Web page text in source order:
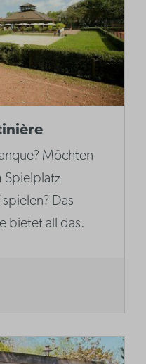
Möchten
Spielplatz
Das
bietet all das.